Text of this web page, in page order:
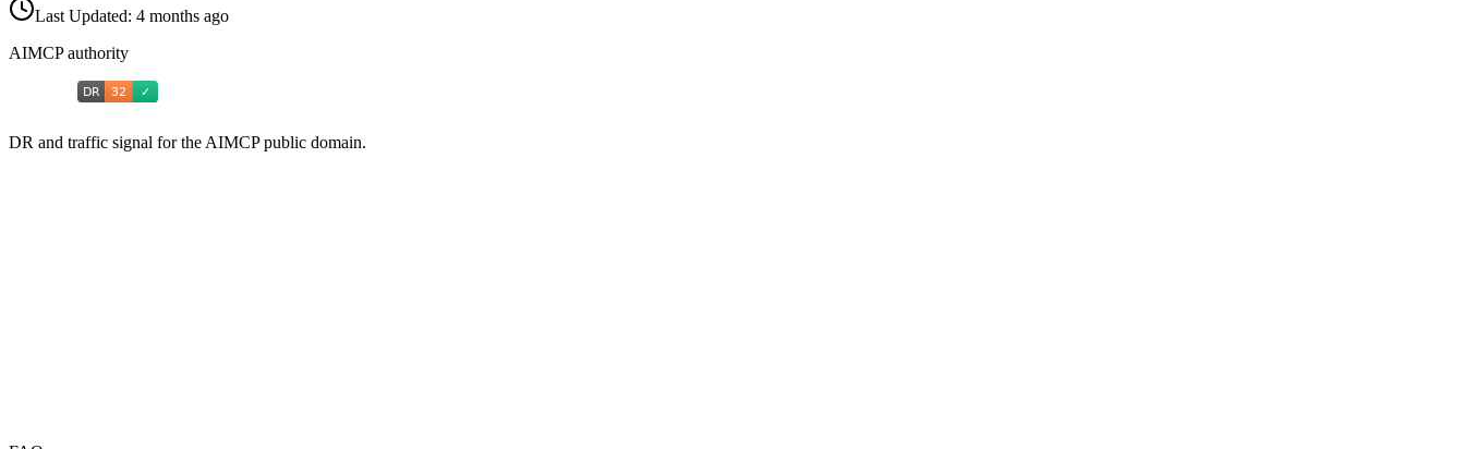
Last Updated: 4 months ago
AIMCP authority
DR and traffic signal for the AIMCP public domain.